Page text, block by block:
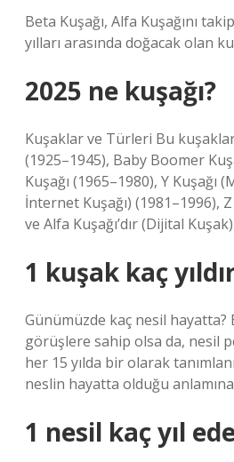
Beta Kuşağı, Alfa Kuşağını
yılları arasında doğacak olan
2025 ne kuşağı?
Kuşaklar ve Türleri Bu
(1925–1945), Baby Boomer
Kuşağı (1965–1980), Y Kuşağı
İnternet Kuşağı) (1981–1996),
ve Alfa Kuşağı’dır (Dijital
1 kuşak kaç
Günümüzde kaç nesil hayatta?
görüşlere sahip olsa da, nesil
her 15 yılda bir olarak
neslin hayatta olduğu
1 nesil kaç yıl